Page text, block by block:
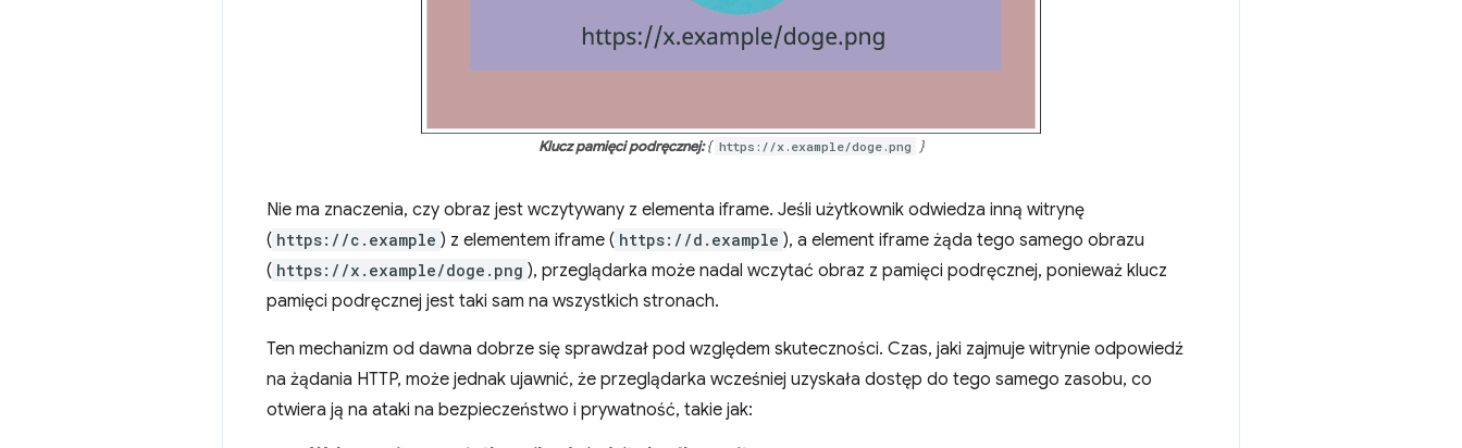
Klucz pamięci podręcznej:{ https://x.example/doge.png }
Nie ma znaczenia, czy obraz jest wczytywany z elementa iframe. Jeśli użytkownik odwiedza inną witrynę
( https://c.example ) z elementem iframe ( https://d.example ), a element iframe żąda tego samego obrazu
( https://x.example/doge.png ), przeglądarka może nadal wczytać obraz z pamięci podręcznej, ponieważ klucz
pamięci podręcznej jest taki sam na wszystkich stronach.
Ten mechanizm od dawna dobrze się sprawdzał pod względem skuteczności. Czas, jaki zajmuje witrynie odpowiedź
na żądania HTTP, może jednak ujawnić, że przeglądarka wcześniej uzyskała dostęp do tego samego zasobu, co
otwiera ją na ataki na bezpieczeństwo i prywatność, takie jak: